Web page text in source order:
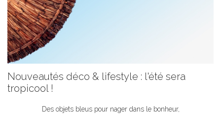
Nouveautés déco & lifestyle : l'été sera
tropicool !
Des objets bleus pour nager dans le bonheur,